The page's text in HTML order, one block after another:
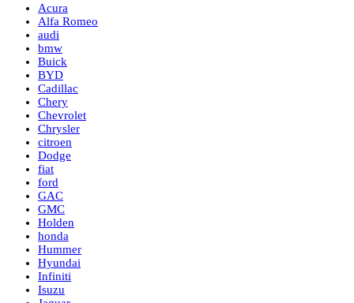
Acura
Alfa Romeo
audi
bmw
Buick
BYD
Cadillac
Chery
Chevrolet
Chrysler
citroen
Dodge
fiat
ford
GAC
GMC
Holden
honda
Hummer
Hyundai
Infiniti
Isuzu